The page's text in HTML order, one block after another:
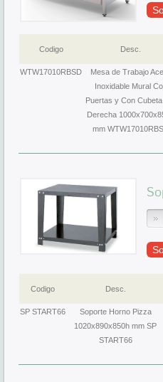
Codigo Desc.
WTW17010RBSD
Mesa de Trabajo
Inoxidable Mural
Puertas y Con
Derecha
mm
Codigo Desc.
SP START66
Soporte Horno Pizza
1020x890x850h mm SP
START66